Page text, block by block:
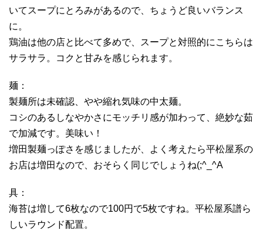
いてスープにとろみがあるので、ちょうど良いバランス
に。
鶏油は他の店と比べて多めで、スープと対照的にこちらは
サラサラ。コクと甘みを感じられます。
麺：
製麺所は未確認、やや縮れ気味の中太麺。
コシのあるしなやかさにモッチリ感が加わって、絶妙な茹
で加減です。美味い！
増田製麺っぽさを感じましたが、よく考えたら平松屋系の
お店は増田なので、おそらく同じでしょうね(;^_^A
具：
海苔は増して6枚なので100円で5枚ですね。平松屋系譜ら
しいラウンド配置。